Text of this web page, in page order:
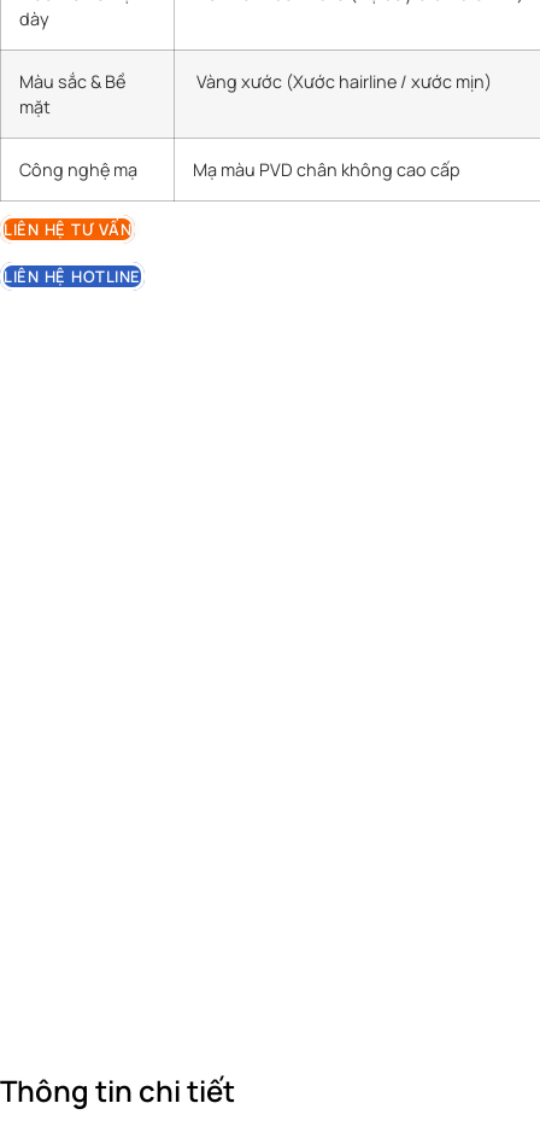
dày
Màu sắc & Bề
mặt
Vàng xước (Xước hairline / xước mịn)
Công nghệ mạ Mạ màu PVD chân không cao cấp
LIÊN HỆ TƯ VẤN
LIÊN HỆ HOTLINE
Thông tin chi tiết